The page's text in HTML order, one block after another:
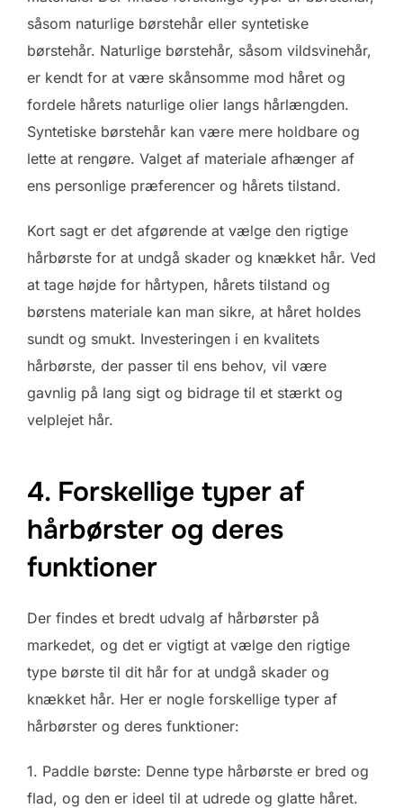
såsom naturlige børstehår eller syntetiske
børstehår. Naturlige børstehår, såsom vildsvinehår,
er kendt for at være skånsomme mod håret og
fordele hårets naturlige olier langs hårlængden.
Syntetiske børstehår kan være mere holdbare og
lette at rengøre. Valget af materiale afhænger af
ens personlige præferencer og hårets tilstand.
Kort sagt er det afgørende at vælge den rigtige
hårbørste for at undgå skader og knækket hår. Ved
at tage højde for hårtypen, hårets tilstand og
børstens materiale kan man sikre, at håret holdes
sundt og smukt. Investeringen i en kvalitets
hårbørste, der passer til ens behov, vil være
gavnlig på lang sigt og bidrage til et stærkt og
velplejet hår.
4. Forskellige typer af
hårbørster og deres
funktioner
Der findes et bredt udvalg af hårbørster på
markedet, og det er vigtigt at vælge den rigtige
type børste til dit hår for at undgå skader og
knækket hår. Her er nogle forskellige typer af
hårbørster og deres funktioner:
1. Paddle børste: Denne type hårbørste er bred og
flad, og den er ideel til at udrede og glatte håret.